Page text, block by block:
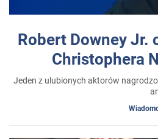
Robert Downey Jr.
Christophera
Jeden z ulubionych aktorów